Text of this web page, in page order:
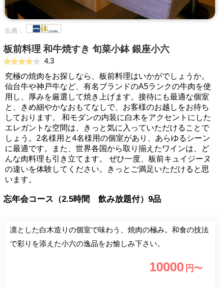
出典：
板前料理 和牛焼すき 旬菜小鉢 銀座小六
4.3
究極の焼肉をお探しなら、板前料理はいかがでしょうか。
仙台牛や神戸牛など、有名ブランドのA5ランクの牛肉を使
用し、厚みを厳選して焼き上げます。接待にも最適な個室
と、きめ細やかなおもてなしで、お客様のお越しをお待ち
しております。 和モダンの内装に白木をアクセントにした
エレガントな空間は、きっと気に入っていただけることで
しょう。2名様用と4名様用の個室があり、あらゆるシーン
に最適です。また、世界各国から取り揃えたワインは、ど
んな肉料理も引き立てます。 ぜひ一度、板前キュイジーヌ
の違いを体験してください。きっとご満足いただけると思
います。
忘年会コース（2.5時間 飲み放題付）9品
凛とした白木造りの個室で味わう、焼肉の極み。和食の技法
で彩りを添えた小六の逸品をお愉しみ下さい。
10000 円〜